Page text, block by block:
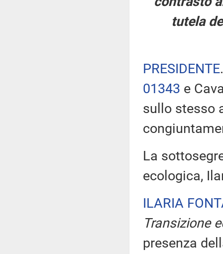
tutela
PRESIDENTE
01343 e
sullo stesso
La
ecologica,
ILARIA
Transizione
presenza